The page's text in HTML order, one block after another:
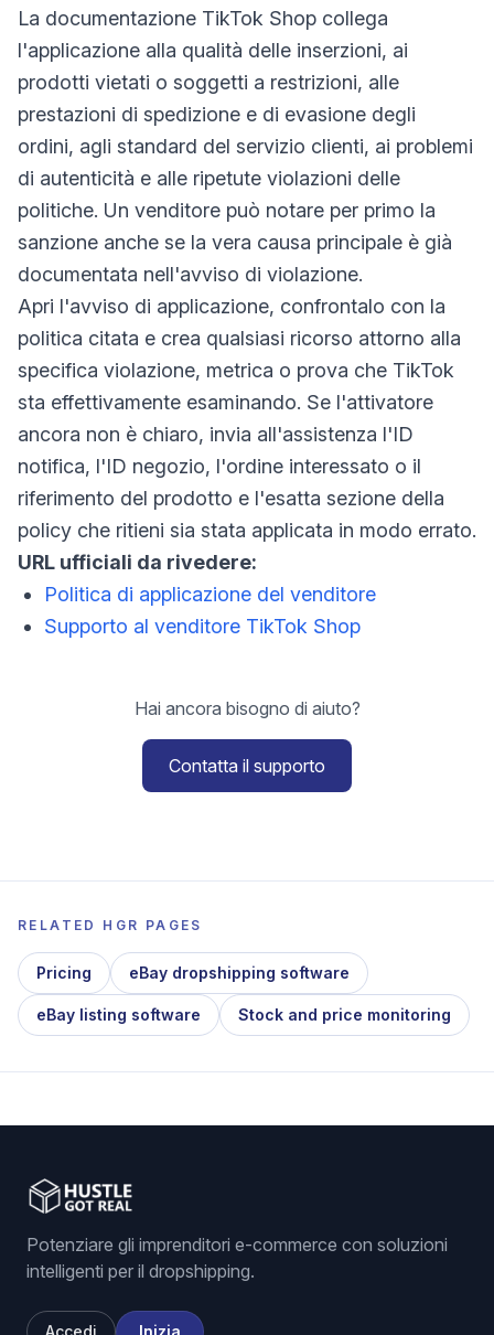
La documentazione TikTok Shop collega
l'applicazione alla qualità delle inserzioni, ai
prodotti vietati o soggetti a restrizioni, alle
prestazioni di spedizione e di evasione degli
ordini, agli standard del servizio clienti, ai problemi
di autenticità e alle ripetute violazioni delle
politiche. Un venditore può notare per primo la
sanzione anche se la vera causa principale è già
documentata nell'avviso di violazione.
Apri l'avviso di applicazione, confrontalo con la
politica citata e crea qualsiasi ricorso attorno alla
specifica violazione, metrica o prova che TikTok
sta effettivamente esaminando. Se l'attivatore
ancora non è chiaro, invia all'assistenza l'ID
notifica, l'ID negozio, l'ordine interessato o il
riferimento del prodotto e l'esatta sezione della
policy che ritieni sia stata applicata in modo errato.
URL ufficiali da rivedere:
Politica di applicazione del venditore
Supporto al venditore TikTok Shop
Hai ancora bisogno di aiuto?
Contatta il supporto
RELATED HGR PAGES
Pricing eBay dropshipping software
eBay listing software Stock and price monitoring
Potenziare gli imprenditori e-commerce con soluzioni
intelligenti per il dropshipping.
Accedi Inizia